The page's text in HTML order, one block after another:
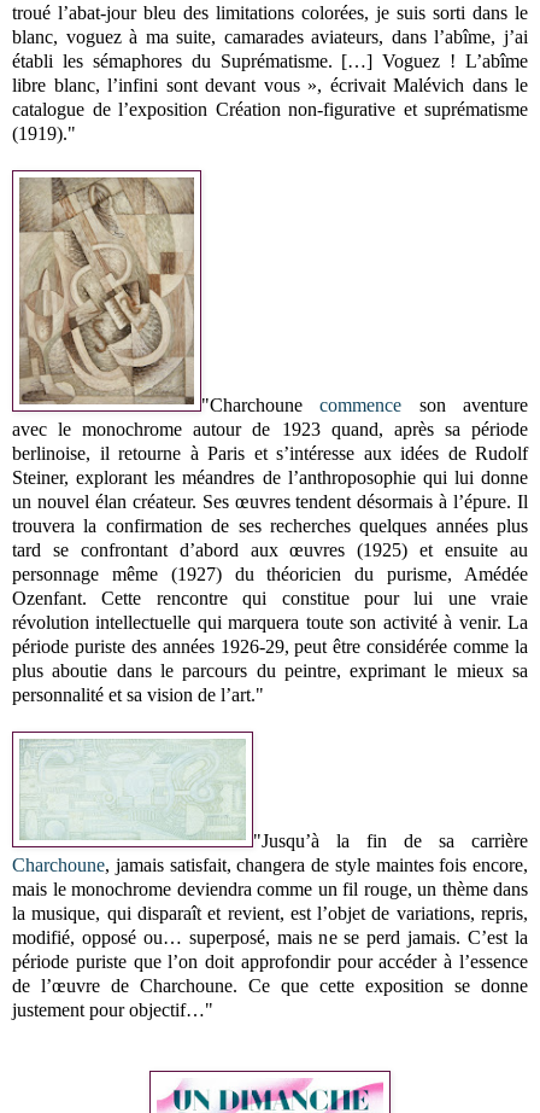
troué l’abat-jour bleu des limitations colorées, je suis sorti dans le
blanc, voguez à ma suite, camarades aviateurs, dans l’abîme, j’ai
établi les sémaphores du Suprématisme. […] Voguez ! L’abîme
libre blanc, l’infini sont devant vous », écrivait Malévich dans le
catalogue de l’exposition Création non-figurative et suprématisme
(1919)."
"Charchounecommence son aventure
avec le monochrome autour de 1923 quand, après sa période
berlinoise, il retourne à Paris et s’intéresse aux idées de Rudolf
Steiner, explorant les méandres de l’anthroposophie qui lui donne
un nouvel élan créateur. Ses œuvres tendent désormais à l’épure. Il
trouvera la confirmation de ses recherches quelques années plus
tard se confrontant d’abord aux œuvres (1925) et ensuite au
personnage même (1927) du théoricien du purisme, Amédée
Ozenfant. Cette rencontre qui constitue pour lui une vraie
révolution intellectuelle qui marquera toute son activité à venir. La
période puriste des années 1926-29, peut être considérée comme la
plus aboutie dans le parcours du peintre, exprimant le mieux sa
personnalité et sa vision de l’art."
"Jusqu’à la fin de sa carrière
Charchoune, jamais satisfait, changera de style maintes fois encore,
mais le monochrome deviendra comme un fil rouge, un thème dans
la musique, qui disparaît et revient, est l’objet de variations, repris,
modifié, opposé ou… superposé, mais ne se perd jamais. C’est la
période puriste que l’on doit approfondir pour accéder à l’essence
de l’œuvre de Charchoune. Ce que cette exposition se donne
justement pour objectif…"